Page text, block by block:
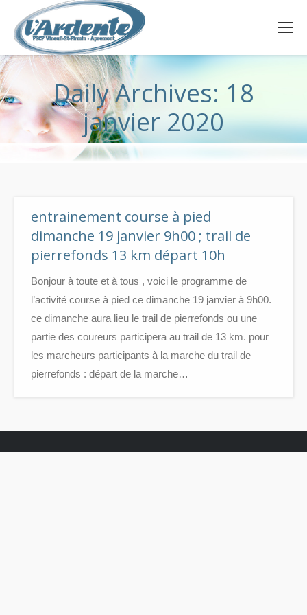
Daily Archives: 18
janvier 2020
entrainement course à pied
dimanche 19 janvier 9h00 ; trail de
pierrefonds 13 km départ 10h
Bonjour à toute et à tous , voici le programme de
l’activité course à pied ce dimanche 19 janvier à 9h00.
ce dimanche aura lieu le trail de pierrefonds ou une
partie des coureurs participera au trail de 13 km. pour
les marcheurs participants à la marche du trail de
pierrefonds : départ de la marche…